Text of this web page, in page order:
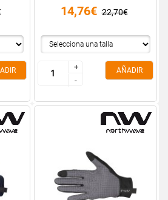
14,76€ 22,70€
+
-
+
-
AÑADIR